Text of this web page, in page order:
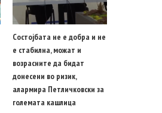
Состојбата не е добра и не
е стабилна, можат и
возрасните да бидат
донесени во ризик,
алармира Петличковски за
големата кашлица